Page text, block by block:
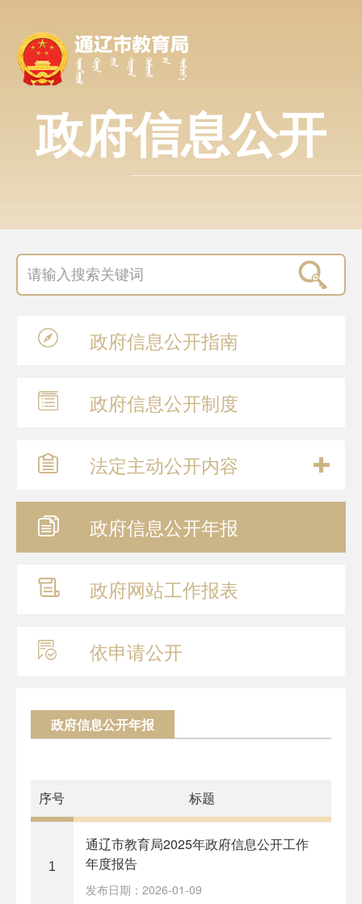
政府信息公开
政府信息公开指南
政府信息公开制度
法定主动公开内容
政府信息公开年报
政府网站工作报表
依申请公开
政府信息公开年报
序号 标题
1
通辽市教育局2025年政府信息公开工作
年度报告
发布日期：2026-01-09